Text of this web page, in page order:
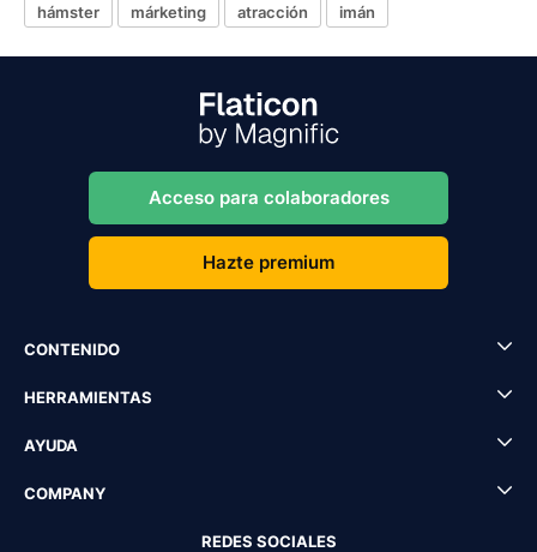
hámster márketing atracción imán
Acceso para colaboradores
Hazte premium
CONTENIDO
HERRAMIENTAS
AYUDA
COMPANY
REDES SOCIALES